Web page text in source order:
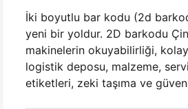
İki boyutlu bar kodu (2d
yeni bir yoldur. 2D barkodu
makinelerin okuyabilirliği,
logistik deposu, malzeme,
etiketleri, zeki taşıma ve